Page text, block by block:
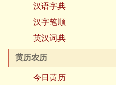
汉语字典
汉字笔顺
英汉词典
黄历农历
今日黄历